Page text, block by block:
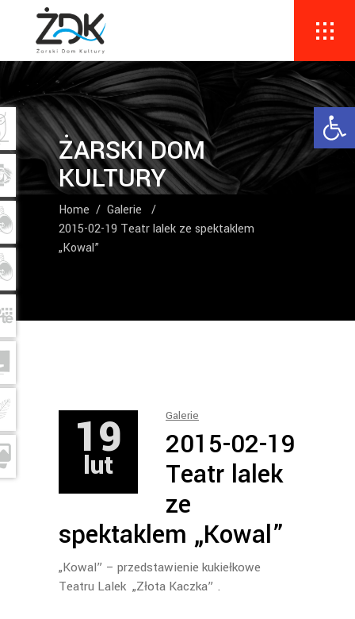
ŻARSKI DOM
KULTURY
Home / Galerie
/
2015-02-19 Teatr lalek ze spektaklem
„Kowal”
19
lut
Galerie
2015-02-19
Teatr lalek
ze
spektaklem „Kowal”
„Kowal” – przedstawienie kukiełkowe
Teatru Lalek „Złota Kaczka” .